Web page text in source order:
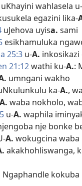
uKhayini wahlasela u-
egazini lika-
uJehova uyisa. sami
esikhamuluka
25:3 u-A. inkosikazi
21:12wathi ku-A.:
umngani wakho
ka-A.,
A. waba nokholo,
u-A. waphila
nje bonke
A. wokugcina waba
akakhohliswanga,
Ngaphandle kokuba